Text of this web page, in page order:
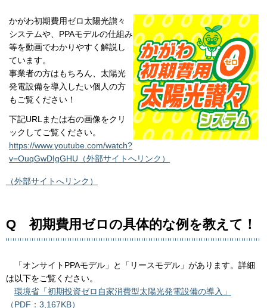
かがわ初期費用ゼロ太陽光讃々
システムや、PPAモデルの仕組み
等を動画でわかりやすく解説し
ています。
事業者の方はもちろん、太陽光
発電設備を導入したい個人の方
もご覧ください！
下記URLまたは右の画像をクリ
ックしてご覧ください。
https://www.youtube.com/watch?
v=OuqGwDIgGHU（外部サイトへリンク）
（外部サイトへリンク）
Q 初期費用ゼロの具体的な例を教えて！
「オンサイトPPAモデル」と「リースモデル」があります。詳細
は以下をご覧ください。
環境省「初期投資ゼロ自家消費型太陽光発電設備の導入」
（PDF：3,167KB）